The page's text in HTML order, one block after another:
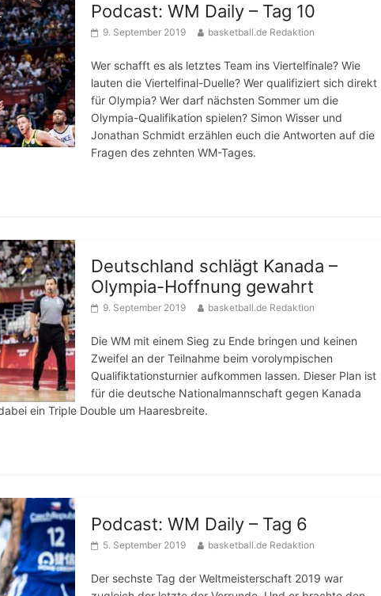
Podcast: WM Daily – Tag 10
9. September 2019 basketball.de Redaktion
Wer schafft es als letztes Team ins Viertelfinale? Wie
lauten die Viertelfinal-Duelle? Wer qualifiziert sich direkt
für Olympia? Wer darf nächsten Sommer um die
Olympia-Qualifikation spielen? Simon Wisser und
Jonathan Schmidt erzählen euch die Antworten auf die
Fragen des zehnten WM-Tages.
Deutschland schlägt Kanada –
Olympia-Hoffnung gewahrt
9. September 2019 basketball.de Redaktion
Die WM mit einem Sieg zu Ende bringen und keinen
Zweifel an der Teilnahme beim vorolympischen
Qualifiktationsturnier aufkommen lassen. Dieser Plan ist
für die deutsche Nationalmannschaft gegen Kanada
ein Triple Double um Haaresbreite.
Podcast: WM Daily – Tag 6
5. September 2019 basketball.de Redaktion
Der sechste Tag der Weltmeisterschaft 2019 war